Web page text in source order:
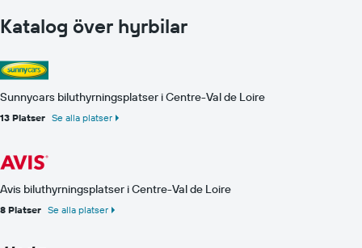
Katalog över hyrbilar
Sunnycars biluthyrningsplatser i Centre-Val de Loire
13 Platser Se alla platser
Avis biluthyrningsplatser i Centre-Val de Loire
8 Platser Se alla platser